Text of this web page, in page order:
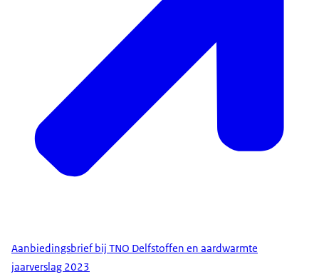
Aanbiedingsbrief bij TNO Delfstoffen en aardwarmte
jaarverslag 2023